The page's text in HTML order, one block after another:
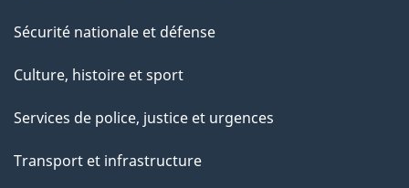
Sécurité nationale et défense
Culture, histoire et sport
Services de police, justice et urgences
Transport et infrastructure